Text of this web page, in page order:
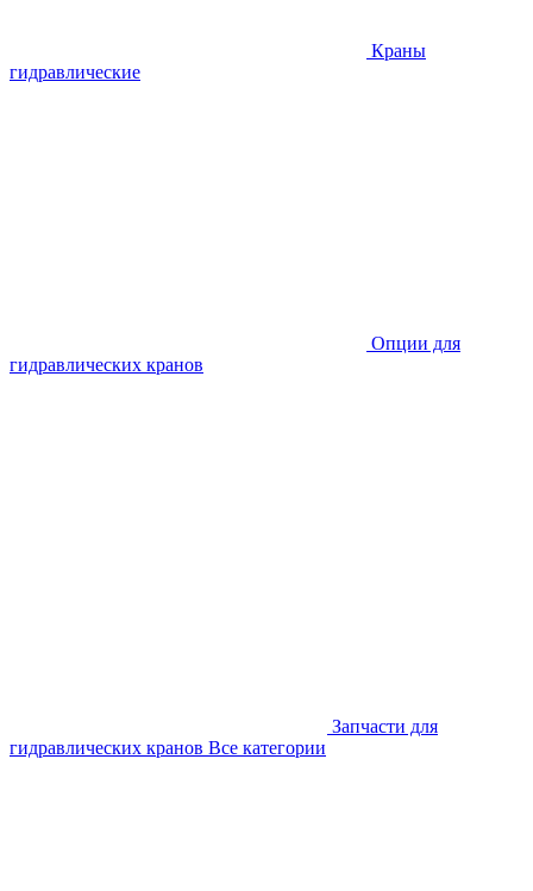
Краны
гидравлические
Опции для
гидравлических кранов
Запчасти для
гидравлических кранов Все категории